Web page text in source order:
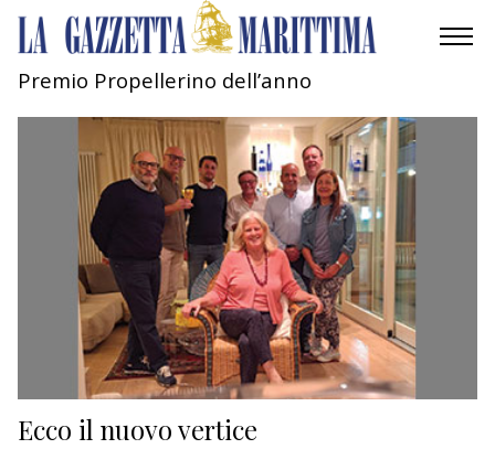
MOBILITÀ
INDUSTRIA
RICERCA
ECONOMIA
TURISMO
CULTURA
Premio Propellerino dell’anno
Ecco il nuovo vertice